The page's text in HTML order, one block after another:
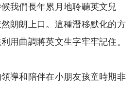
我們長年累月地聆聽英文兒
朗朗上口。這種潛移默化的方
用曲調將英文生字牢牢記住。
導和陪伴在小朋友孩童時期非